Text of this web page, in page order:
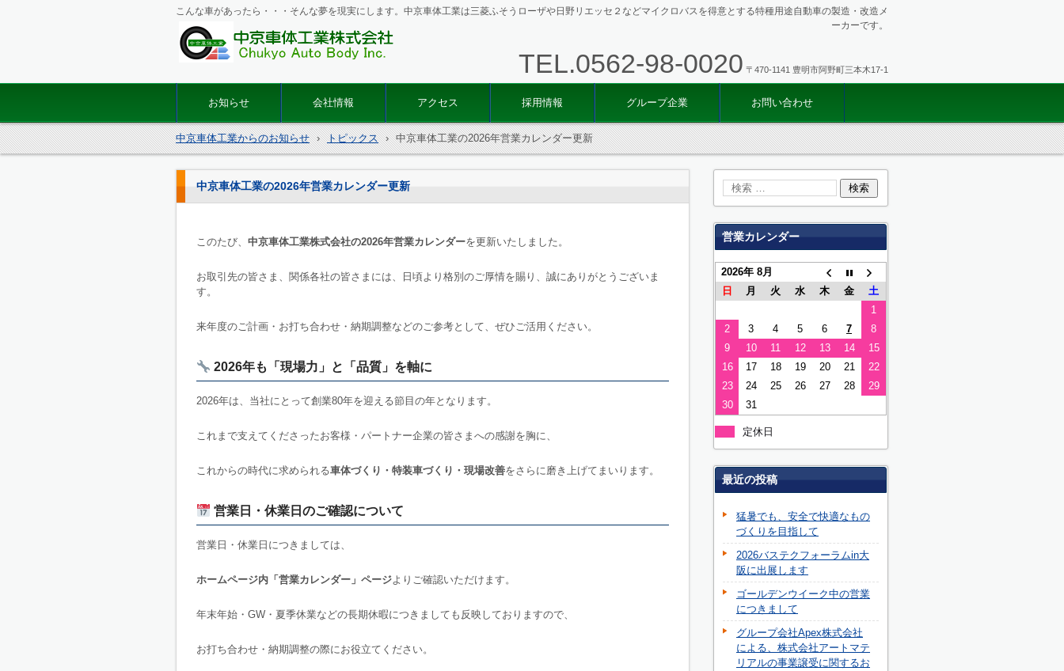
体工業
こんな車があったら・・・そんな夢を現実にします。中京車体工業は三菱ふそうローザや日野リエッセ２などマイクロバスを得意とする特種用途自動車の製造・改造メ
ーカーです。
TEL.0562-98-0020 〒470-1141 豊明市阿野町三本木17-1
お知らせ 会社情報 アクセス 採用情報 グループ企業 お問い合わせ
中京車体工業からのお知らせ › トピックス › 中京車体工業の2026年営業カレンダー更新
中京車体工業の2026年営業カレンダー更新
このたび、 中京車体工業株式会社の2026年営業カレンダーを更新いたしました。
お取引先の皆さま、関係各社の皆さまには、日頃より格別のご厚情を賜り、誠にありがとうございま
す。
来年度のご計画・お打ち合わせ・納期調整などのご参考として、ぜひご活用ください。
2026年も「現場力」と「品質」を軸に
2026年は、当社にとって創業80年を迎える節目の年となります。
これまで支えてくださったお客様・パートナー企業の皆さまへの感謝を胸に、
これからの時代に求められる車体づくり・特装車づくり・現場改善をさらに磨き上げてまいります。
営業日・休業日のご確認について
営業日・休業日につきましては、
ホームページ内「営業カレンダー」ページよりご確認いただけます。
年末年始・GW・夏季休業などの長期休暇につきましても反映しておりますので、
お打ち合わせ・納期調整の際にお役立てください。
営業カレンダー
2026年 8月
日
月 火 水 木 金
土
1
2
3 4 5 6 7
8
9
10 11 12 13 14
15
16
17 18 19 20 21
22
23
24 25 26 27 28
29
30
31
定休日
最近の投稿
猛暑でも、安全で快適なもの
づくりを目指して
2026バステクフォーラムin大
阪に出展します
ゴールデンウイーク中の営業
につきまして
グループ会社Apex株式会社
による、株式会社アートマテ
リアルの事業譲受に関するお